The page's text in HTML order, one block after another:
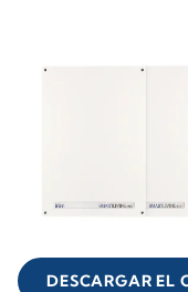
DESCARGAR EL